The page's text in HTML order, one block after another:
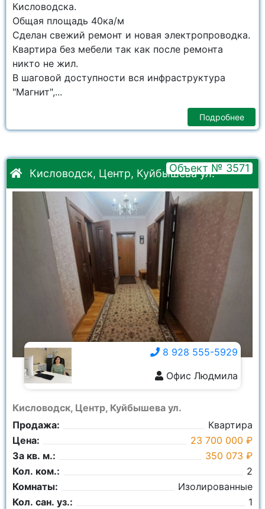
Кисловодска.
Общая площадь 40ка/м
Сделан свежий ремонт и новая электропроводка.
Квартира без мебели так как после ремонта
никто не жил.
В шаговой доступности вся инфраструктура
"Магнит",...
Подробнее
Кисловодск, Центр, Куйбышева ул.
Объект № 3571
Кисловодск, Центр, Куйбышева ул.
Продажа:
Квартира
Цена:
23 700 000 ₽
За кв. м.:
350 073 ₽
Кол. ком.:
2
Комнаты:
Изолированные
Кол. сан. уз.:
1
8 928 555-5929
Офис Людмила